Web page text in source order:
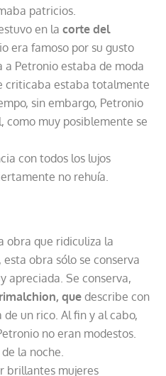
patricios.
en lacorte del
era famoso por su gusto
a Petronio estaba de moda
criticaba estaba totalmente
sin embargo, Petronio
como muy posiblemente se
con todos los lujos
no rehuía.
obra que ridiculiza la
obra sólo se conserva
apreciada. Se conserva,
que describe con
un rico. Al fin y al cabo,
no eran modestos.
la noche.
brillantes mujeres